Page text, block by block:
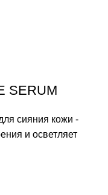
SERUM
сияния кожи -
и осветляет